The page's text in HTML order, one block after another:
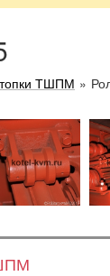
ТШПМ »